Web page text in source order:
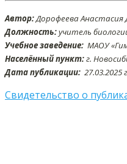
Автор:Дорофеева
Должность:учитель
Учебное заведение: МАОУ
Населённый пункт:г.
Дата публикации: 27.03.2025
Свидетельство о